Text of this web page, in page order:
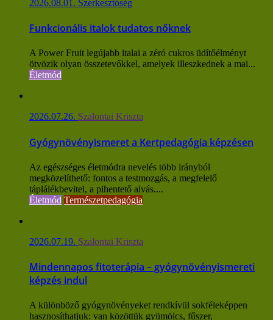
2026.08.01. Szerkesztőség
Funkcionális italok tudatos nőknek
A Power Fruit legújabb italai a zéró cukros üdítőélményt
ötvözik olyan összetevőkkel, amelyek illeszkednek a mai...
Életmód
2026.07.26. Szalontai Kriszta
Gyógynövényismeret a Kertpedagógia képzésen
Az egészséges életmódra nevelés több irányból
megközelíthető: fontos a testmozgás, a megfelelő
táplálékbevitel, a pihentető alvás....
Életmód Természetpedagógia
2026.07.19. Szalontai Kriszta
Mindennapos fitoterápia – gyógynövényismereti
képzés indul
A különböző gyógynövényeket rendkívül sokféleképpen
hasznosíthatjuk: van közöttük gyümölcs, fűszer,